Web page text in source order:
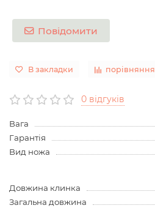
Повідомити
В закладки порівняння
0 відгуків
Вага
Гарантія
Вид ножа
Довжина клинка
Загальна довжина